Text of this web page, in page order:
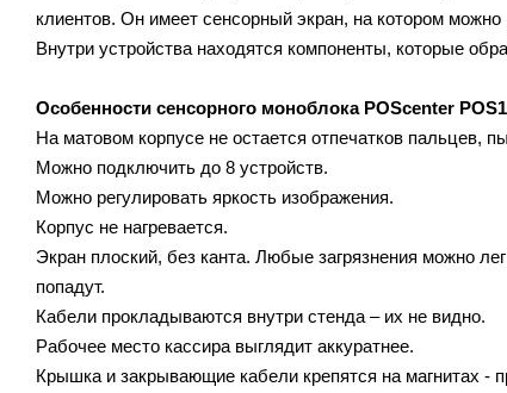
клиентов. Он имеет сенсорный экран, на котором
Внутри устройства находятся компоненты, которые
Особенности сенсорного моноблока POScenter
На матовом корпусе не остается отпечатков пальцев,
Можно подключить до 8 устройств.
Можно регулировать яркость изображения.
Корпус не нагревается.
Экран плоский, без канта. Любые загрязнения можно
попадут.
Кабели прокладываются внутри стенда – их не видно.
Рабочее место кассира выглядит аккуратнее.
Крышка и закрывающие кабели крепятся на магнитах -